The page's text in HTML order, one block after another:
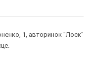
1, авторинок "Лоск"